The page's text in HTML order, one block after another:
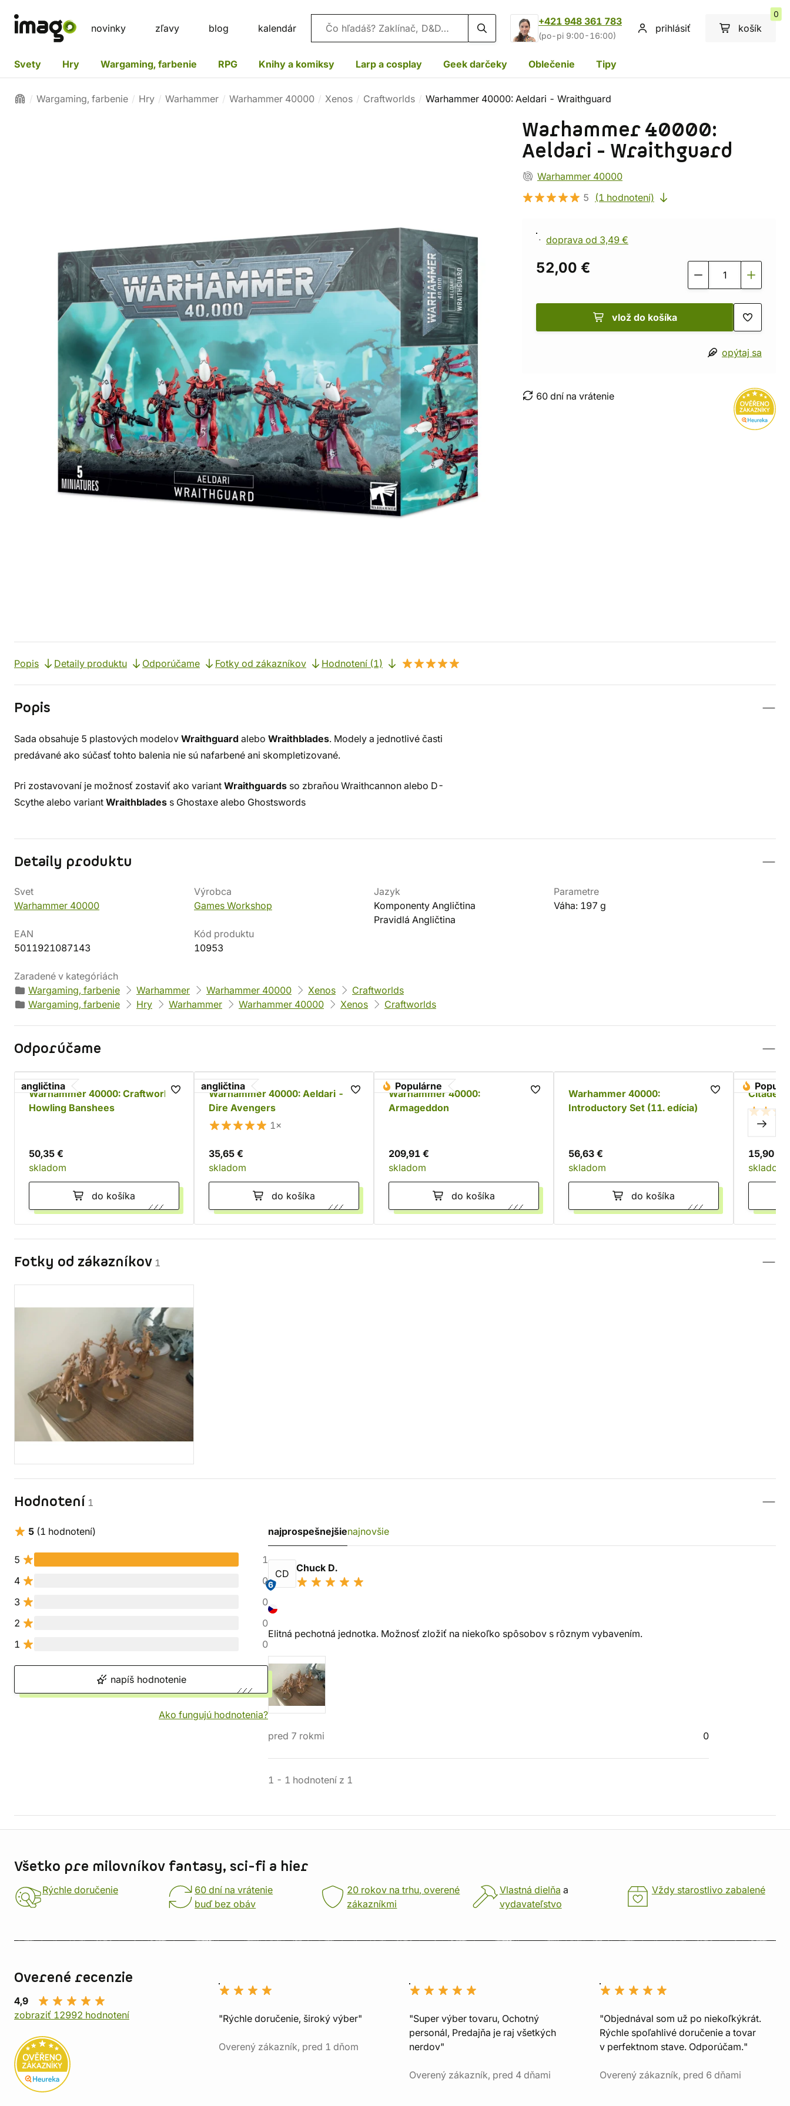
novinky zľavy blog kalendár Vyhľadávanie
+421 948 361 783
(po-pi 9:00-16:00)
prihlásiť košík
0
Svety Hry Wargaming, farbenie RPG Knihy a komiksy Larp a cosplay Geek darčeky Oblečenie Tipy
Wargaming, farbenie Hry Warhammer Warhammer 40000 Xenos Craftworlds Warhammer 40000: Aeldari - Wraithguard
Warhammer 40000:
Aeldari - Wraithguard
Warhammer 40000
5
(1 hodnotení)
doprava od 3,49 €
52,00 €
vlož do košíka
opýtaj sa
60 dní na vrátenie
Popis Detaily produktu Odporúčame Fotky od zákazníkov Hodnotení (1)
Popis
Sada obsahuje 5 plastových modelov Wraithguard alebo Wraithblades. Modely a jednotlivé časti
predávané ako súčasť tohto balenia nie sú nafarbené ani skompletizované.
Pri zostavovaní je možnosť zostaviť ako variant Wraithguards so zbraňou Wraithcannon alebo D-
Scythe alebo variant Wraithblades s Ghostaxe alebo Ghostswords
Detaily produktu
Svet
Warhammer 40000
Výrobca
Games Workshop
Jazyk
Komponenty Angličtina
Pravidlá Angličtina
Parametre
Váha: 197 g
EAN
5011921087143
Kód produktu
10953
Zaradené v kategóriách
Wargaming, farbenie
Warhammer Warhammer 40000 Xenos
Craftworlds
Wargaming, farbenie
Hry Warhammer Warhammer 40000 Xenos Craftworlds
Odporúčame
angličtina
Warhammer 40000: Craftworlds
Howling Banshees
50,35 €
skladom
do košíka
angličtina
Warhammer 40000: Aeldari -
Dire Avengers
1×
35,65 €
skladom
do košíka
Populárne
Warhammer 40000:
Armageddon
209,91 €
skladom
do košíka
Warhammer 40000:
Introductory Set (11. edícia)
56,63 €
skladom
do košíka
Citadel
15,90 €
skladom
Fotky od zákazníkov 1
Hodnotení 1
5 (1 hodnotení)
5
1
4
0
3
0
2
0
1
0
napíš hodnotenie
Ako fungujú hodnotenia?
najprospešnejšienajnovšie
CD
6
Chuck D.
Elitná pechotná jednotka. Možnosť zložiť na niekoľko spôsobov s rôznym vybavením.
pred 7 rokmi 0
1 - 1 hodnotení z 1
Všetko pre milovníkov fantasy, sci-fi a hier
Rýchle doručenie
60 dní na vrátenie
buď bez obáv
20 rokov na trhu, overené
zákazníkmi
Vlastná dielňa a
vydavateľstvo
Vždy starostlivo zabalené
Overené recenzie
4,9
zobraziť 12992 hodnotení
"Rýchle doručenie, široký výber"
Overený zákazník, pred 1 dňom
"Super výber tovaru, Ochotný
personál, Predajňa je raj všetkých
nerdov"
Overený zákazník, pred 4 dňami
"Objednával som už po niekoľkýkrát.
Rýchle spoľahlivé doručenie a tovar
v perfektnom stave. Odporúčam."
Overený zákazník, pred 6 dňami